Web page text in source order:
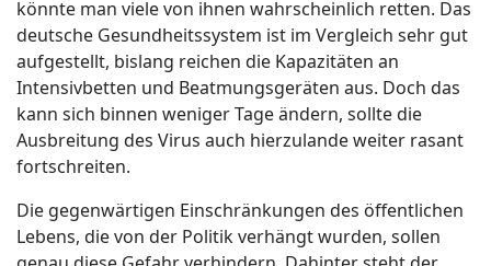
könnte man viele von ihnen wahrscheinlich retten. Das
deutsche Gesundheitssystem ist im Vergleich sehr gut
aufgestellt, bislang reichen die Kapazitäten an
Intensivbetten und Beatmungsgeräten aus. Doch das
kann sich binnen weniger Tage ändern, sollte die
Ausbreitung des Virus auch hierzulande weiter rasant
fortschreiten.
Die gegenwärtigen Einschränkungen des öffentlichen
Lebens, die von der Politik verhängt wurden, sollen